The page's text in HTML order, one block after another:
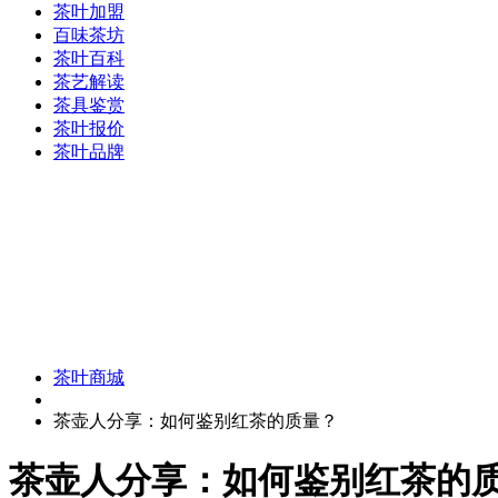
茶叶加盟
百味茶坊
茶叶百科
茶艺解读
茶具鉴赏
茶叶报价
茶叶品牌
茶叶商城
茶壶人分享：如何鉴别红茶的质量？
茶壶人分享：如何鉴别红茶的